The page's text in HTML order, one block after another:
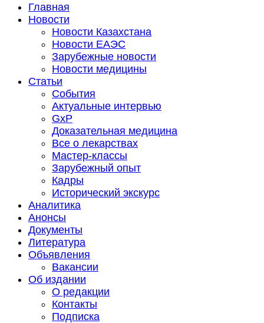
Главная
Новости
Новости Казахстана
Новости ЕАЭС
Зарубежные новости
Новости медицины
Статьи
События
Актуальные интервью
GxP
Доказательная медицина
Все о лекарствах
Мастер-классы
Зарубежный опыт
Кадры
Исторический экскурс
Аналитика
Анонсы
Документы
Литература
Объявления
Вакансии
Об издании
О редакции
Контакты
Подписка